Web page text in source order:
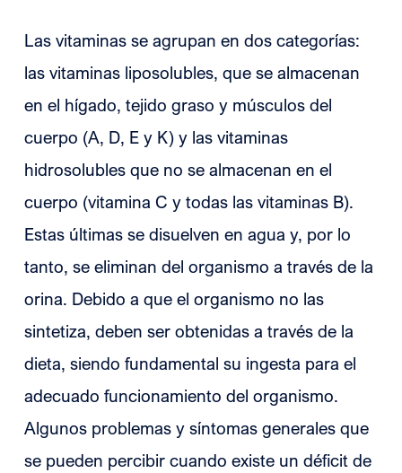
Las vitaminas se agrupan en dos categorías:
las vitaminas liposolubles, que se almacenan
en el hígado, tejido graso y músculos del
cuerpo (A, D, E y K) y las vitaminas
hidrosolubles que no se almacenan en el
cuerpo (vitamina C y todas las vitaminas B).
Estas últimas se disuelven en agua y, por lo
tanto, se eliminan del organismo a través de la
orina. Debido a que el organismo no las
sintetiza, deben ser obtenidas a través de la
dieta, siendo fundamental su ingesta para el
adecuado funcionamiento del organismo.
Algunos problemas y síntomas generales que
se pueden percibir cuando existe un déficit de